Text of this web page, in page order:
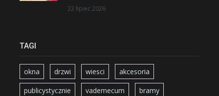
22 lipiec 2026
TAGI
okna drzwi wiesci akcesoria
publicystycznie vademecum bramy